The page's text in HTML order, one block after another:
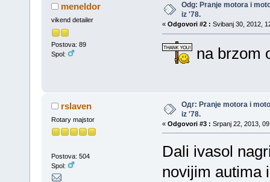
meneldor
vikend detailer
Postova: 89
Spol:
Odg: Pranje motora i
iz '78.
« Odgovori #2 : Svibanj 30, 2012,
na brzom
rslaven
Rotary majstor
Postova: 504
Spol:
Одг: Pranje motora i
iz '78.
« Odgovori #3 : Srpanj 22, 2013,
Dali ivasol
novijim autima